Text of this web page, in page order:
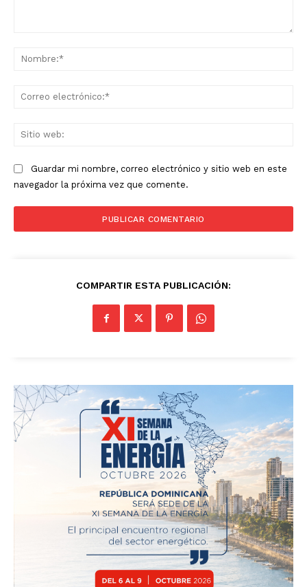
Guardar mi nombre, correo electrónico y sitio web en este
navegador la próxima vez que comente.
COMPARTIR ESTA PUBLICACIÓN: